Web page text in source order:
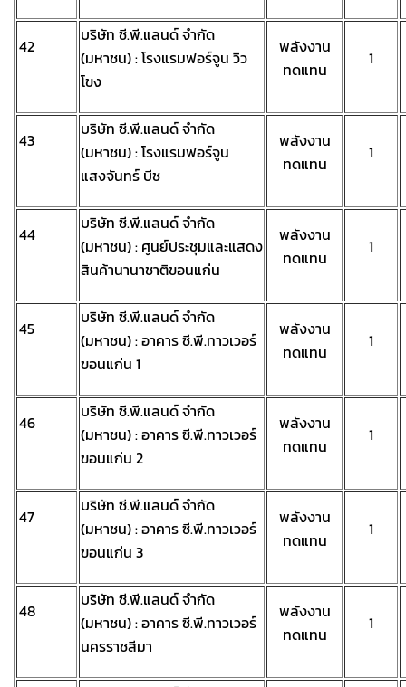
42
บริษัท ซี.พี.แลนด์ จำกัด
(มหาชน) : โรงแรมฟอร์จูน วิว
โขง
พลังงาน
ทดแทน
1
43
บริษัท ซี.พี.แลนด์ จำกัด
(มหาชน) : โรงแรมฟอร์จูน
แสงจันทร์ บีช
พลังงาน
ทดแทน
1
44
บริษัท ซี.พี.แลนด์ จำกัด
(มหาชน) : ศูนย์ประชุมและแสดง
สินค้านานาชาติขอนแก่น
พลังงาน
ทดแทน
1
45
บริษัท ซี.พี.แลนด์ จำกัด
(มหาชน) : อาคาร ซี.พี.ทาวเวอร์
ขอนแก่น 1
พลังงาน
ทดแทน
1
46
บริษัท ซี.พี.แลนด์ จำกัด
(มหาชน) : อาคาร ซี.พี.ทาวเวอร์
ขอนแก่น 2
พลังงาน
ทดแทน
1
47
บริษัท ซี.พี.แลนด์ จำกัด
(มหาชน) : อาคาร ซี.พี.ทาวเวอร์
ขอนแก่น 3
พลังงาน
ทดแทน
1
48
บริษัท ซี.พี.แลนด์ จำกัด
(มหาชน) : อาคาร ซี.พี.ทาวเวอร์
นครราชสีมา
พลังงาน
ทดแทน
1